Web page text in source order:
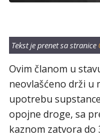
Tekst je prenet sa stranice
Ovim članom u
neovlašćeno drži u
upotrebu
opojne droge, sa
kaznom zatvora do